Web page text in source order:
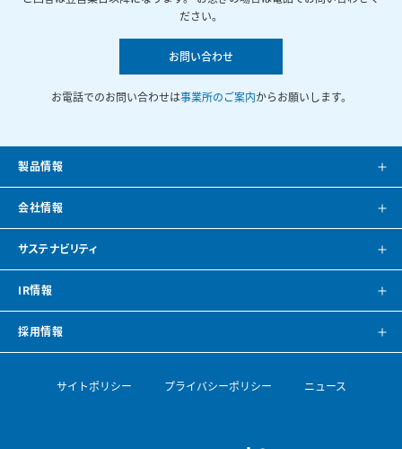
ださい。
お問い合わせ
お電話でのお問い合わせは事業所のご案内からお願いします。
製品情報
製品案内
システム提案
CAD・BIMデータ
空調ナビゲーション
導入事例
会社情報
会社案内
会社概要
見学のご案内
空調機開発の歴史
サステナビリティ
方針・トップメッセージ
環境
IR情報
IRニュース
採用情報
サイトポリシー プライバシーポリシー ニュース